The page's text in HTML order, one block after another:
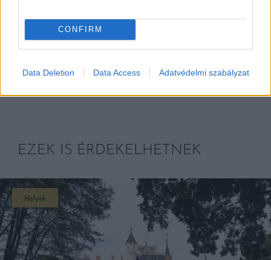
CONFIRM
Data Deletion Data Access Adatvédelmi szabályzat
EZEK IS ÉRDEKELHETNEK
Helyek